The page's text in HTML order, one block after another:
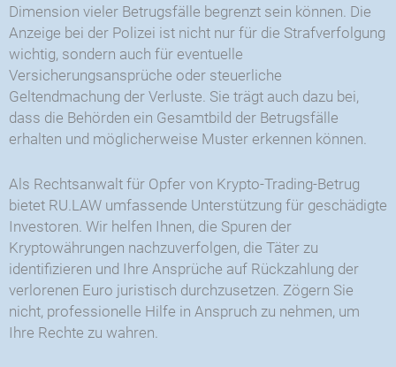
Dimension vieler Betrugsfälle begrenzt sein können. Die
Anzeige bei der Polizei ist nicht nur für die Strafverfolgung
wichtig, sondern auch für eventuelle
Versicherungsansprüche oder steuerliche
Geltendmachung der Verluste. Sie trägt auch dazu bei,
dass die Behörden ein Gesamtbild der Betrugsfälle
erhalten und möglicherweise Muster erkennen können.
Als Rechtsanwalt für Opfer von Krypto-Trading-Betrug
bietet RU.LAW umfassende Unterstützung für geschädigte
Investoren. Wir helfen Ihnen, die Spuren der
Kryptowährungen nachzuverfolgen, die Täter zu
identifizieren und Ihre Ansprüche auf Rückzahlung der
verlorenen Euro juristisch durchzusetzen. Zögern Sie
nicht, professionelle Hilfe in Anspruch zu nehmen, um
Ihre Rechte zu wahren.